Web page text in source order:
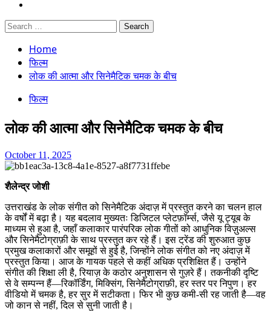
Search
for:
Home
फिल्म
लोक की आत्मा और सिनेमैटिक चमक के बीच
फिल्म
लोक की आत्मा और सिनेमैटिक चमक के बीच
October 11, 2025
शैलेन्द्र जोशी
उत्तराखंड के लोक संगीत को सिनेमैटिक अंदाज़ में प्रस्तुत करने का चलन हाल
के वर्षों में बढ़ा है। यह बदलाव मुख्यतः डिजिटल प्लेटफ़ॉर्म्स, जैसे यू ट्यूब के
माध्यम से हुआ है, जहाँ कलाकार पारंपरिक लोक गीतों को आधुनिक विज़ुअल्स
और सिनेमैटोग्राफ़ी के साथ प्रस्तुत कर रहे हैं। इस ट्रेंड की शुरुआत कुछ
प्रमुख कलाकारों और समूहों से हुई है, जिन्होंने लोक संगीत को नए अंदाज़ में
प्रस्तुत किया। आज के गायक पहले से कहीं अधिक प्रशिक्षित हैं। उन्होंने
संगीत की शिक्षा ली है, रियाज़ के कठोर अनुशासन से गुज़रे हैं। तकनीकी दृष्टि
से वे सम्पन्न हैं—रिकॉर्डिंग, मिक्सिंग, सिनेमैटोग्राफ़ी, हर स्तर पर निपुण। हर
वीडियो में चमक है, हर सुर में सटीकता। फिर भी कुछ कमी-सी रह जाती है—वह
जो कान से नहीं, दिल से सुनी जाती है।